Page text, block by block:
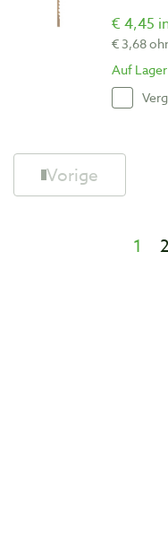
€ 4,45
€ 3,68
Auf Lager
Vorige
1 2